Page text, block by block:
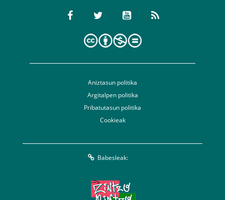
Aniztasun politika
Argitalpen politika
Pribatutasun politika
Cookieak
Babesleak: